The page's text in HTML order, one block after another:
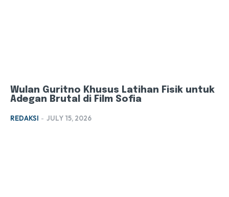
Wulan Guritno Khusus Latihan Fisik untuk
Adegan Brutal di Film Sofia
REDAKSI - JULY 15, 2026